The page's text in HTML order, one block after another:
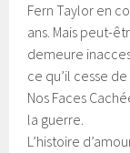
Fern Taylor en
ans. Mais peut-
demeure
ce qu’il cesse
Nos Faces
la guerre.
L’histoire